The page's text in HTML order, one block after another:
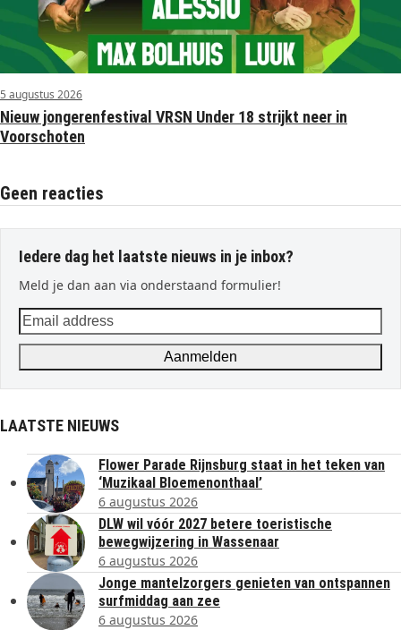
5 augustus 2026
Nieuw jongerenfestival VRSN Under 18 strijkt neer in
Voorschoten
Geen reacties
Iedere dag het laatste nieuws in je inbox?
Meld je dan aan via onderstaand formulier!
Email
address
Aanmelden
LAATSTE NIEUWS
Flower Parade Rijnsburg staat in het teken van
‘Muzikaal Bloemenonthaal’
6 augustus 2026
DLW wil vóór 2027 betere toeristische
bewegwijzering in Wassenaar
6 augustus 2026
Jonge mantelzorgers genieten van ontspannen
surfmiddag aan zee
6 augustus 2026